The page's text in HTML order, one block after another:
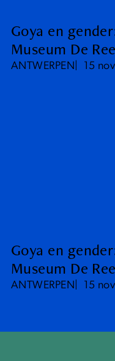
Goya en
Museum De
ANTWERPEN 15
Goya en
Museum De
ANTWERPEN 15